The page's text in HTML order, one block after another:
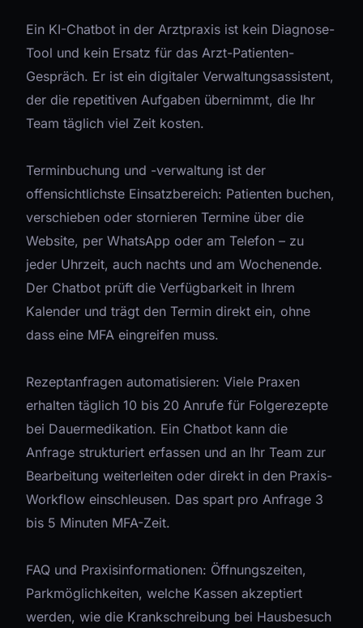
Ein KI-Chatbot in der Arztpraxis ist kein Diagnose-
Tool und kein Ersatz für das Arzt-Patienten-
Gespräch. Er ist ein digitaler Verwaltungsassistent,
der die repetitiven Aufgaben übernimmt, die Ihr
Team täglich viel Zeit kosten.
Terminbuchung und -verwaltung ist der
offensichtlichste Einsatzbereich: Patienten buchen,
verschieben oder stornieren Termine über die
Website, per WhatsApp oder am Telefon – zu
jeder Uhrzeit, auch nachts und am Wochenende.
Der Chatbot prüft die Verfügbarkeit in Ihrem
Kalender und trägt den Termin direkt ein, ohne
dass eine MFA eingreifen muss.
Rezeptanfragen automatisieren: Viele Praxen
erhalten täglich 10 bis 20 Anrufe für Folgerezepte
bei Dauermedikation. Ein Chatbot kann die
Anfrage strukturiert erfassen und an Ihr Team zur
Bearbeitung weiterleiten oder direkt in den Praxis-
Workflow einschleusen. Das spart pro Anfrage 3
bis 5 Minuten MFA-Zeit.
FAQ und Praxisinformationen: Öffnungszeiten,
Parkmöglichkeiten, welche Kassen akzeptiert
werden, wie die Krankschreibung bei Hausbesuch